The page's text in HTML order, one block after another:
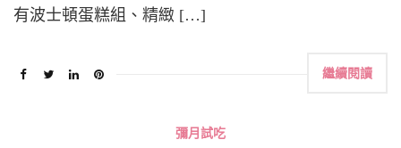
有波士頓蛋糕組、精緻 […]
繼續閱讀
彌月試吃